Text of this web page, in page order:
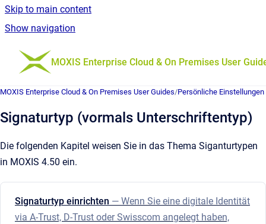
Skip to main content
Show navigation
Go to homepage
MOXIS Enterprise Cloud & On Premises User
MOXIS Enterprise Cloud & On Premises User Guides/Persönliche Einstellungen
Signaturtyp (vormals Unterschriftentyp)
Die folgenden Kapitel weisen Sie in das Thema Siganturtypen
in MOXIS 4.50 ein.
Signaturtyp einrichten — Wenn Sie eine digitale Identität
via A-Trust, D-Trust oder Swisscom angelegt haben,